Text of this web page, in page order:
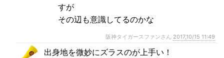
すが
その辺も意識してるのかな
阪神タイガースファンさん 2017,10/15 11:49
出身地を微妙にズラスのが上手い！